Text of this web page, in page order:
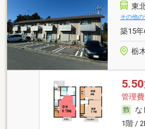
東
その他の
築15
栃
5.50
管理
な
1階 /